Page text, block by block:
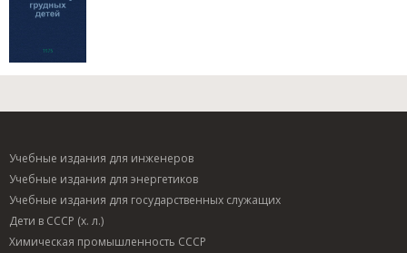
Учебные издания для инженеров
Учебные издания для энергетиков
Учебные издания для государственных служащих
Дети в СССР (х. л.)
Химическая промышленность СССР